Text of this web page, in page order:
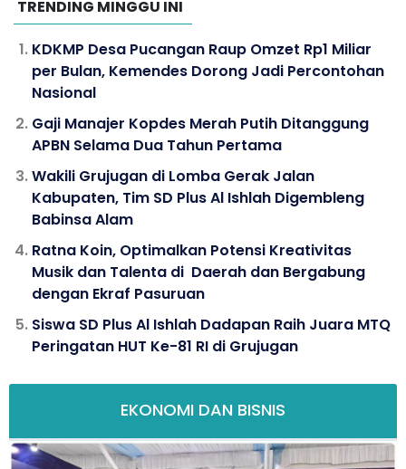
TRENDING MINGGU INI
KDKMP Desa Pucangan Raup Omzet Rp1 Miliar
per Bulan, Kemendes Dorong Jadi Percontohan
Nasional
Gaji Manajer Kopdes Merah Putih Ditanggung
APBN Selama Dua Tahun Pertama
Wakili Grujugan di Lomba Gerak Jalan
Kabupaten, Tim SD Plus Al Ishlah Digembleng
Babinsa Alam
Ratna Koin, Optimalkan Potensi Kreativitas
Musik dan Talenta di Daerah dan Bergabung
dengan Ekraf Pasuruan
Siswa SD Plus Al Ishlah Dadapan Raih Juara MTQ
Peringatan HUT Ke-81 RI di Grujugan
EKONOMI DAN BISNIS